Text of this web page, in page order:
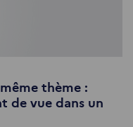
thème :
de vue dans un